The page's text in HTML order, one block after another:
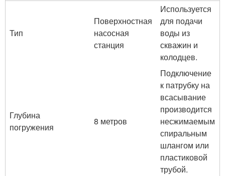
Тип
Поверхностная
насосная
станция
Используется
для подачи
воды из
скважин и
колодцев.
Глубина
погружения
8 метров
Подключение
к патрубку на
всасывание
производится
несжимаемым
спиральным
шлангом или
пластиковой
трубой.